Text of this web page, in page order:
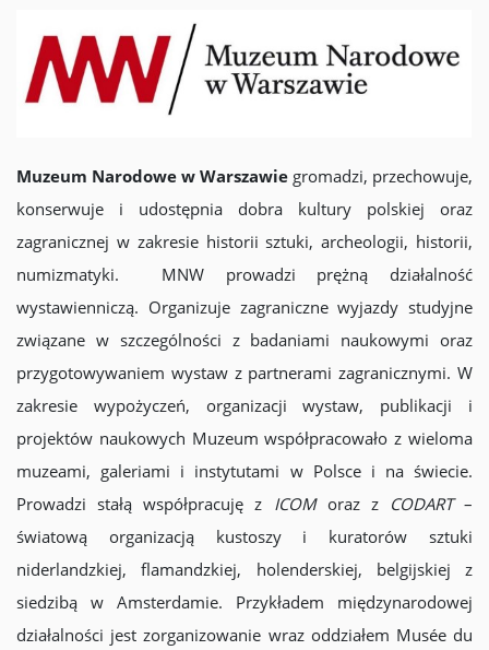
Muzeum Narodowe w Warszawie gromadzi, przechowuje,
konserwuje i udostępnia dobra kultury polskiej oraz
zagranicznej w zakresie historii sztuki, archeologii, historii,
numizmatyki. MNW prowadzi prężną działalność
wystawienniczą. Organizuje zagraniczne wyjazdy studyjne
związane w szczególności z badaniami naukowymi oraz
przygotowywaniem wystaw z partnerami zagranicznymi. W
zakresie wypożyczeń, organizacji wystaw, publikacji i
projektów naukowych Muzeum współpracowało z wieloma
muzeami, galeriami i instytutami w Polsce i na świecie.
Prowadzi stałą współpracuję z ICOMoraz z CODART–
światową organizacją kustoszy i kuratorów sztuki
niderlandzkiej, flamandzkiej, holenderskiej, belgijskiej z
siedzibą w Amsterdamie. Przykładem międzynarodowej
działalności jest zorganizowanie wraz oddziałem Musée du